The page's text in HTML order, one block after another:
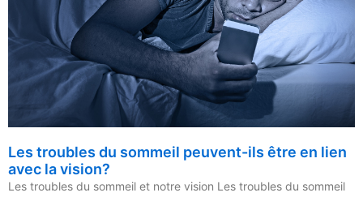
Les troubles du sommeil peuvent-ils être en lien
avec la vision?
Les troubles du sommeil et notre vision Les troubles du sommeil